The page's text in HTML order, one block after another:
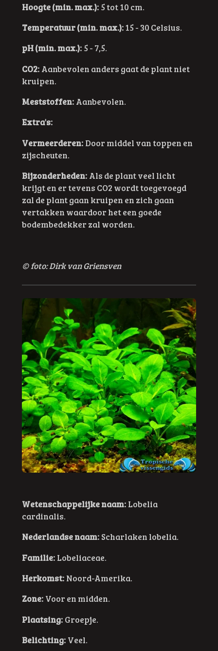
Hoogte (min. max.): 5 tot 10 cm.
Temperatuur (min. max.):15 - 30 Celsius.
pH (min. max.): 5 - 7,5.
CO2: Aanbevolen anders gaat de plant niet
kruipen.
Meststoffen: Aanbevolen.
Extra's:
Vermeerderen: Door middel van toppen en
zijscheuten.
Bijzonderheden:Als de plant veel licht
krijgt en er tevens CO2 wordt toegevoegd
zal de plant gaan kruipen en zich gaan
vertakken waardoor het een goede
bodembedekker zal worden.
© foto: Dirk van Griensven
Wetenschappelijke naam:Lobelia
cardinalis.
Nederlandse naam: Scharlaken lobelia.
Familie: Lobeliaceae.
Herkomst:Noord-Amerika.
Zone:Voor en midden.
Plaatsing: Groepje.
Belichting:Veel.